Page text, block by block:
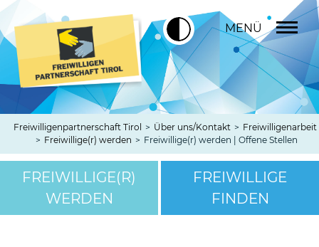
MENÜ
Freiwilligenpartnerschaft Tirol > Über uns/Kontakt > Freiwilligenarbeit
> Freiwillige(r) werden > Freiwillige(r) werden | Offene Stellen
FREIWILLIGE(R)
WERDEN
FREIWILLIGE
FINDEN